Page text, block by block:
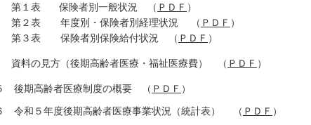
第１表 保険者別一般状況 （ ＰＤＦ ）
表 年度別・保険者別経理状況 （ ＰＤＦ ）
表 保険者別保険給付状況 （ ＰＤＦ ）
料の見方（後期高齢者医療・福祉医療費） （ ＰＤＦ ）
後期高齢者医療制度の概要 （ ＰＤＦ ）
令和５年度後期高齢者医療事業状況（統計表） （ ＰＤＦ ）